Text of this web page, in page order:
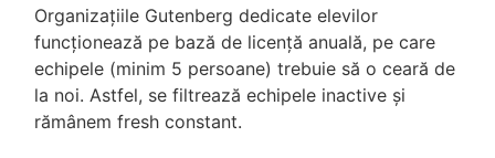
Organizațiile Gutenberg dedicate elevilor
funcționează pe bază de licență anuală, pe care
echipele (minim 5 persoane) trebuie să o ceară de
la noi. Astfel, se filtrează echipele inactive și
rămânem fresh constant.